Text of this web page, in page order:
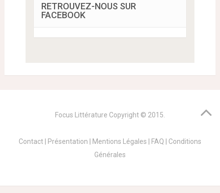
RETROUVEZ-NOUS SUR
FACEBOOK
Focus Littérature Copyright © 2015.
Contact Présentation Mentions Légales FAQ
Conditions
Générales